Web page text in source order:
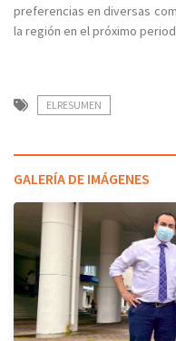
preferencias en diversas
la región en el próximo
ELRESUMEN
GALERÍA DE IMÁGENES